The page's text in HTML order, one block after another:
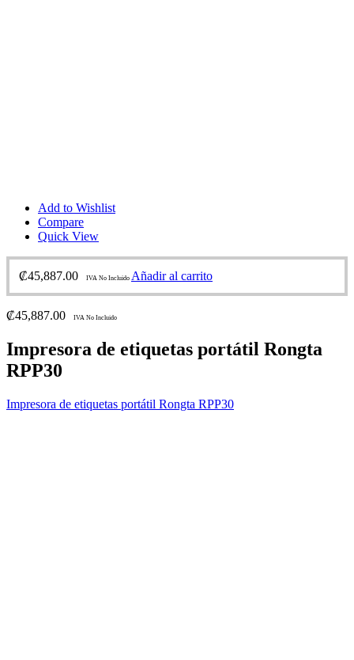
Add to Wishlist
Compare
Quick View
₡45,887.00 IVA No Incluido Añadir al carrito
₡45,887.00 IVA No Incluido
Impresora de etiquetas portátil Rongta
RPP30
Impresora de etiquetas portátil Rongta RPP30